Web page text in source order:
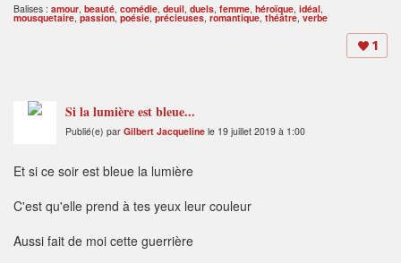
Balises : amour beauté comédie deuil duels femme héroïque idéal
mousquetaire,passion, poésie,précieuses,romantique,théâtre,verbe
1
Si la lumière est bleue...
Publié(e) par Gilbert Jacqueline le 19 juillet 2019 à 1:00
Et si ce soir est bleue la lumière
C'est qu'elle prend à tes yeux leur couleur
Aussi fait de moi cette guerrière